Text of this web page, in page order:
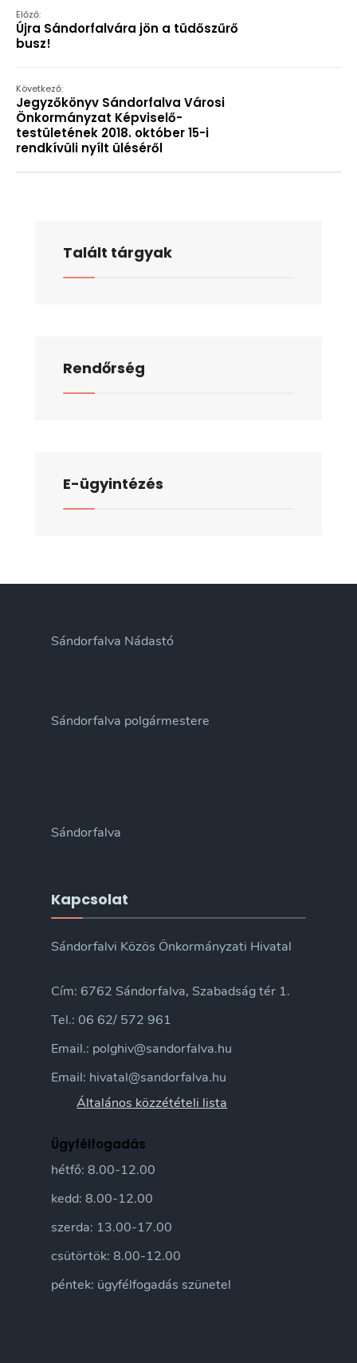
Előző:
Újra Sándorfalvára jön a tüdőszűrő
busz!
Következő:
Jegyzőkönyv Sándorfalva Városi
Önkormányzat Képviselő-
testületének 2018. október 15-i
rendkívüli nyílt üléséről
Talált tárgyak
Rendőrség
E-ügyintézés
Sándorfalva Nádastó
Sándorfalva polgármestere
Sándorfalva
Kapcsolat
Sándorfalvi Közös Önkormányzati Hivatal
Cím: 6762 Sándorfalva, Szabadság tér 1.
Tel.: 06 62/ 572 961
Email.: polghiv@sandorfalva.hu
Email: hivatal@sandorfalva.hu
Általános közzétételi lista
Ügyfélfogadás
hétfő: 8.00-12.00
kedd: 8.00-12.00
szerda: 13.00-17.00
csütörtök: 8.00-12.00
péntek: ügyfélfogadás szünetel